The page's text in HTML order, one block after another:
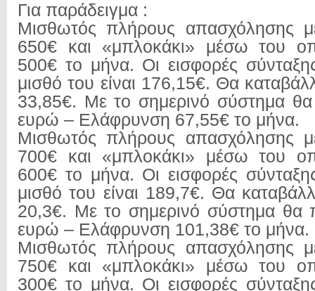
Για παράδειγμα :
Μισθωτός πλήρους απασχόλησης
650€ και «μπλοκάκι» μέσω του
500€ το μήνα. Οι εισφορές
μισθό του είναι 176,15€. Θα
33,85€. Με το σημερινό σύστημα
ευρώ – Ελάφρυνση 67,55€ το μήνα.
Μισθωτός πλήρους απασχόλησης
700€ και «μπλοκάκι» μέσω του
600€ το μήνα. Οι εισφορές
μισθό του είναι 189,7€. Θα
20,3€. Με το σημερινό σύστημα θα
ευρώ – Ελάφρυνση 101,38€ το μήνα.
Μισθωτός πλήρους απασχόλησης
750€ και «μπλοκάκι» μέσω του
300€ το μήνα. Οι εισφορές